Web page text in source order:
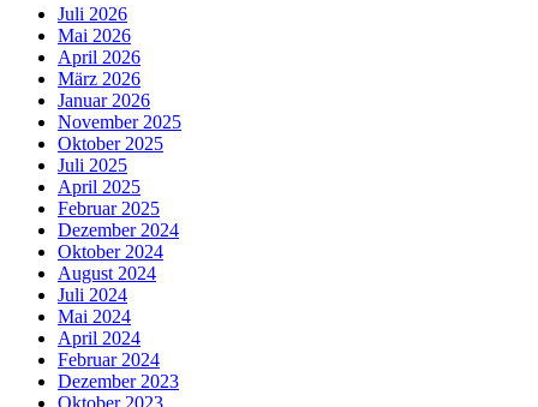
Juli 2026
Mai 2026
April 2026
März 2026
Januar 2026
November 2025
Oktober 2025
Juli 2025
April 2025
Februar 2025
Dezember 2024
Oktober 2024
August 2024
Juli 2024
Mai 2024
April 2024
Februar 2024
Dezember 2023